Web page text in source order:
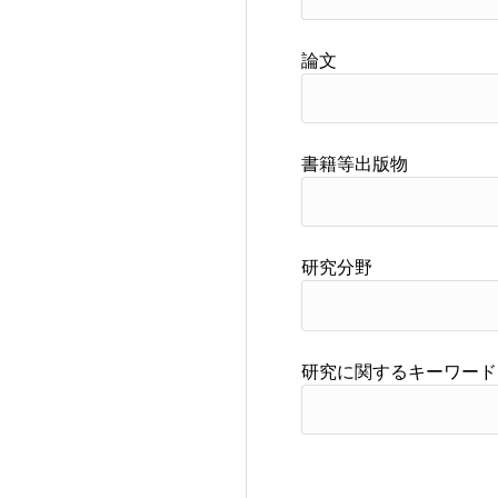
論文
書籍等出版物
研究分野
研究に関するキーワード